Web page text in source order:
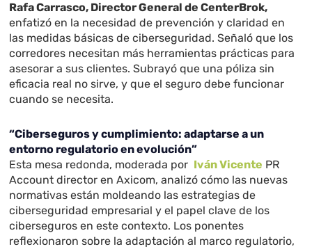
Rafa Carrasco, Director General de CenterBrok,
enfatizó en la necesidad de prevención y claridad en
las medidas básicas de ciberseguridad. Señaló que los
corredores necesitan más herramientas prácticas para
asesorar a sus clientes. Subrayó que una póliza sin
eficacia real no sirve, y que el seguro debe funcionar
cuando se necesita.
“Ciberseguros y cumplimiento: adaptarse a un
entorno regulatorio en evolución”
Esta mesa redonda, moderada por Iván Vicente PR
Account director en Axicom, analizó cómo las nuevas
normativas están moldeando las estrategias de
ciberseguridad empresarial y el papel clave de los
ciberseguros en este contexto. Los ponentes
reflexionaron sobre la adaptación al marco regulatorio,